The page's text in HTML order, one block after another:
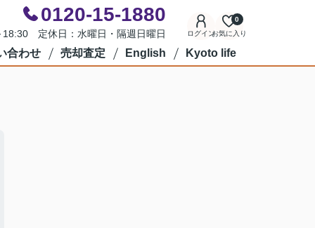
0120-15-1880
18:30 定休日：水曜日・隔週日曜日 ログインお気に入り
0
合わせ 売却査定 English Kyoto life